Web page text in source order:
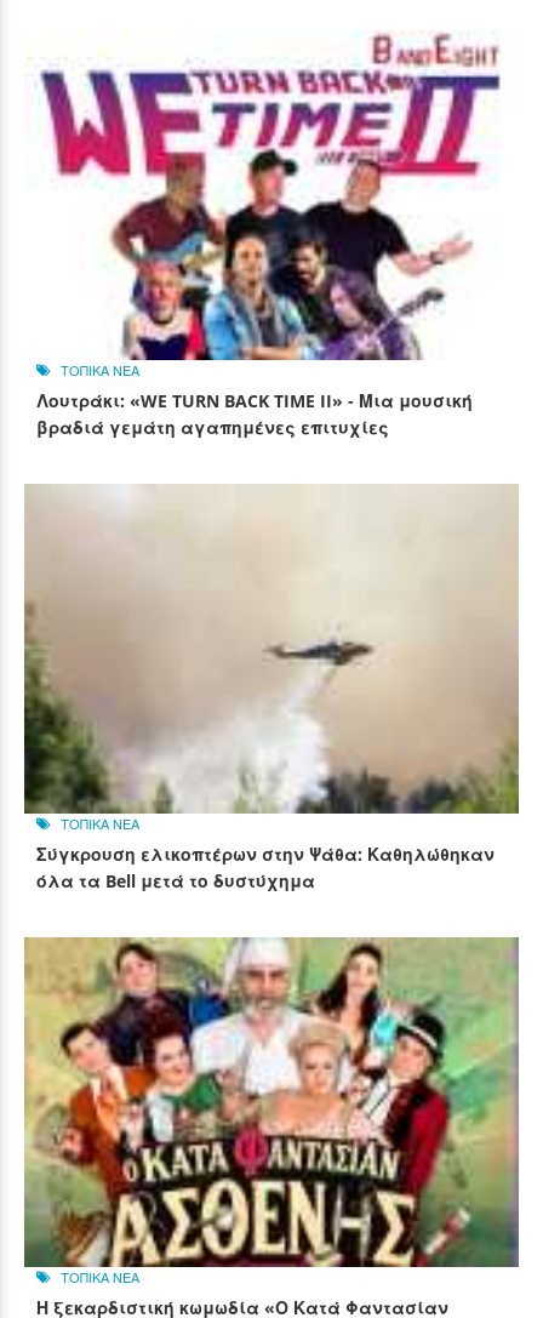
ΤΟΠΙΚΑ ΝΕΑ
Λουτράκι: «WE TURN BACK TIME II» - Μια μουσική
βραδιά γεμάτη αγαπημένες επιτυχίες
ΤΟΠΙΚΑ ΝΕΑ
Σύγκρουση ελικοπτέρων στην Ψάθα: Καθηλώθηκαν
όλα τα Bell μετά το δυστύχημα
ΤΟΠΙΚΑ ΝΕΑ
Η ξεκαρδιστική κωμωδία «Ο Κατά Φαντασίαν